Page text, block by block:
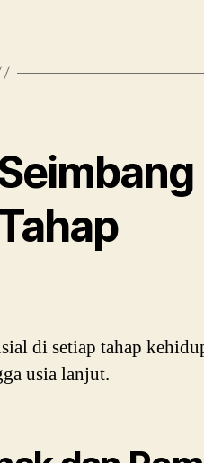
di setiap tahap
usia lanjut.